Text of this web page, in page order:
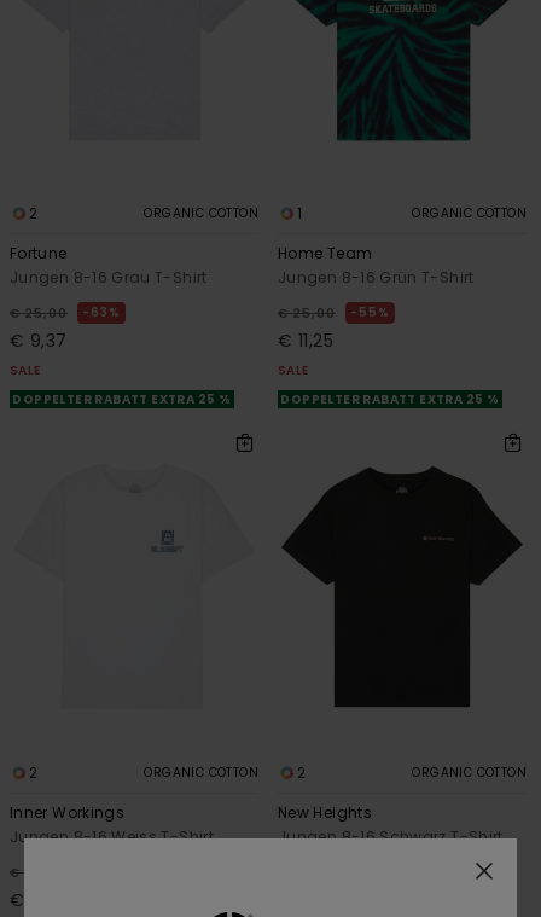
2 ORGANIC COTTON
Fortune
Jungen 8-16 Grau T-Shirt
€ 25,00 63%
€ 9,37
SALE
DOPPELTER RABATT EXTRA 25 %
1 ORGANIC COTTON
Home Team
Jungen 8-16 Grün T-Shirt
€ 25,00 55%
€ 11,25
SALE
DOPPELTER RABATT EXTRA 25 %
2 ORGANIC COTTON
Inner Workings
Jungen 8-16 Weiss T-Shirt
€ 25,00
€ 9,37
2 ORGANIC COTTON
New Heights
Jungen 8-16 Schwarz T-Shirt